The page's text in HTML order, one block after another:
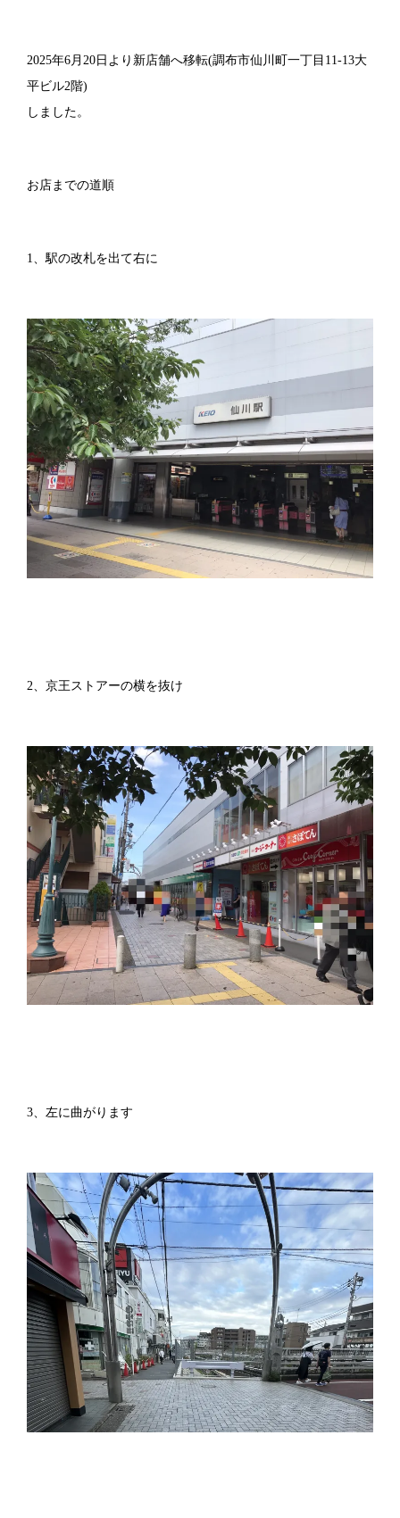
2025年6月20日より新店舗へ移転(調布市仙川町一丁目11-13大
平ビル2階)
しました。
お店までの道順
1、駅の改札を出て右に
2、京王ストアーの横を抜け
3、左に曲がります